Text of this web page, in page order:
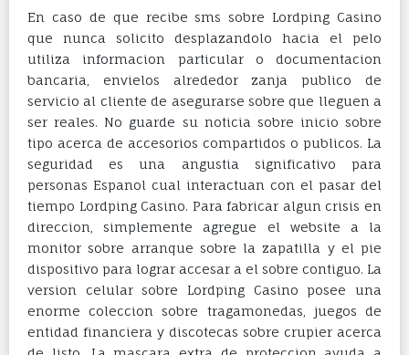
En caso de que recibe sms sobre Lordping Casino
que nunca solicito desplazandolo hacia el pelo
utiliza informacion particular o documentacion
bancaria, envielos alrededor zanja publico de
servicio al cliente de asegurarse sobre que lleguen a
ser reales. No guarde su noticia sobre inicio sobre
tipo acerca de accesorios compartidos o publicos. La
seguridad es una angustia significativo para
personas Espanol cual interactuan con el pasar del
tiempo Lordping Casino. Para fabricar algun crisis en
direccion, simplemente agregue el website a la
monitor sobre arranque sobre la zapatilla y el pie
dispositivo para lograr accesar a el sobre contiguo. La
version celular sobre Lordping Casino posee una
enorme coleccion sobre tragamonedas, juegos de
entidad financiera y discotecas sobre crupier acerca